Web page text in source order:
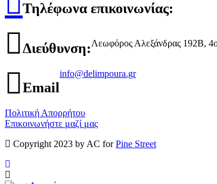
Τηλέφωνα επικοινωνίας:
Διεύθυνση:Λεωφόρος Αλεξάνδρας 192Β,
Email
info@delimpoura.gr
Πολιτική Απορρήτου
Επικοινωνήστε μαζί μας
Copyright 2023 by AC forPine Street